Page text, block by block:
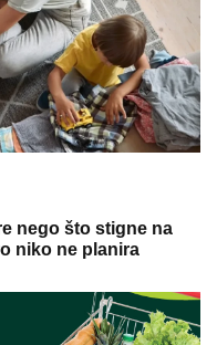
nego što stigne na
niko ne planira